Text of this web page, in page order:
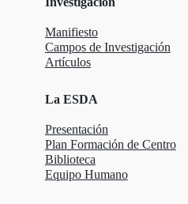
Manifiesto
Campos de Investigación
Artículos
La ESDA
Presentación
Plan Formación de Centro
Biblioteca
Equipo Humano